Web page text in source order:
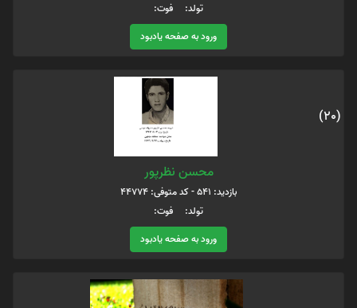
تولد: فوت:
ورود به صفحه یادبود
(20)
محسن نظرپور
بازدید: 541 - کد متوفی: 44774
تولد: فوت:
ورود به صفحه یادبود